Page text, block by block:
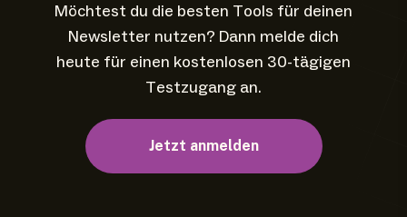
Möchtest du die besten Tools für deinen
Newsletter nutzen? Dann melde dich
heute für einen kostenlosen 30-tägigen
Testzugang an.
Jetzt anmelden